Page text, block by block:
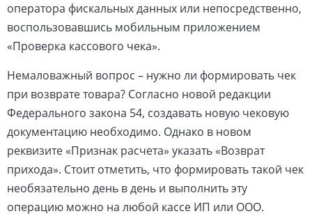
оператора фискальных данных или непосредственно,
воспользовавшись мобильным приложением
«Проверка кассового чека».
Немаловажный вопрос – нужно ли формировать чек
при возврате товара? Согласно новой редакции
Федерального закона 54, создавать новую чековую
документацию необходимо. Однако в новом
реквизите «Признак расчета» указать «Возврат
прихода». Стоит отметить, что формировать такой чек
необязательно день в день и выполнить эту
операцию можно на любой кассе ИП или ООО.